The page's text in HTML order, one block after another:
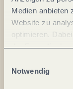
Medien anbieten
Website zu
optimieren.
der
jederzeit
ablehnen" kann
Notwendig
Ich erkläre mich